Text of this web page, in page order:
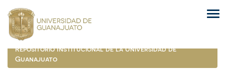
navigation
Repositorio Institucional de la Universidad de
Guanajuato